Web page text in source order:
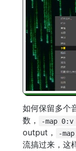
如何保留多个
数，
-map 0:v
output，
-
流搞过来，这